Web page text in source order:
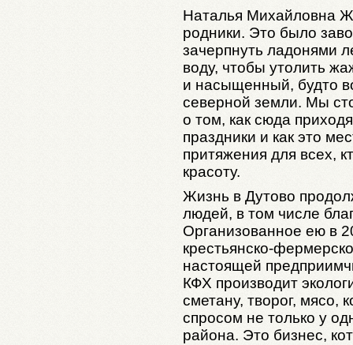
Наталья Михайловна
родники. Это было
зачерпнуть ладонями
воду, чтобы утолить
и насыщенный, будто
северной земли. Мы
о том, как сюда
праздники и как это
притяжения для всех,
красоту.
Жизнь в Дутово
людей, в том числе
Организованное ею в
крестьянско-
настоящей
КФХ производит
сметану, творог, мясо,
спросом не только у
района. Это бизнес,